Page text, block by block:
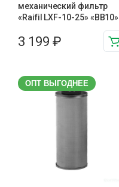
механический фильтр
«Raifil LXF-10-25» «BB10»
3 199 ₽
ОПТ ВЫГОДНЕЕ